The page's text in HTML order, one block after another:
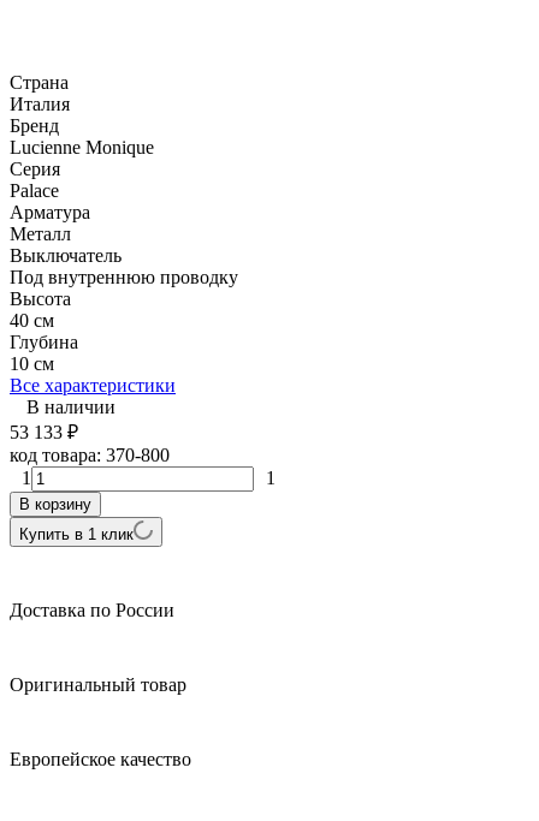
Страна
Италия
Бренд
Lucienne Monique
Серия
Palace
Арматура
Металл
Выключатель
Под внутреннюю проводку
Высота
40 см
Глубина
10 см
Все характеристики
В наличии
53 133 ₽
код товара: 370-800
1
1
В корзину
Купить в 1 клик
Доставка по России
Оригинальный товар
Европейское качество